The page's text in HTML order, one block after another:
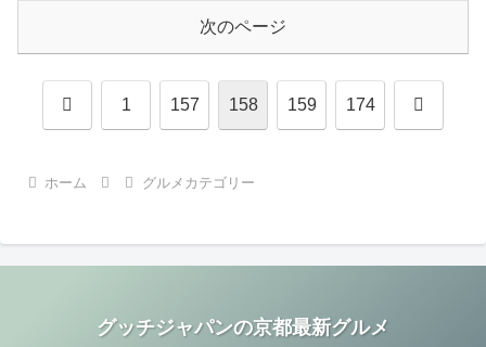
次のページ
前 1 157 158 159 174 次
ホーム グルメカテゴリー
グッチジャパンの京都最新グルメ